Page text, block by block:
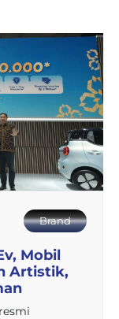
Brand
Mobil
Artistik,